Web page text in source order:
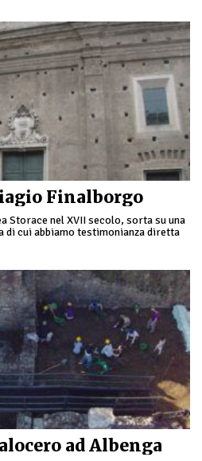
Finalborgo
Storace nel XVII secolo, sorta su una
di cui abbiamo testimonianza diretta
ad Albenga